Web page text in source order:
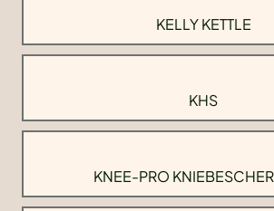
KELLY KETTLE
KHS
KNEE-PRO